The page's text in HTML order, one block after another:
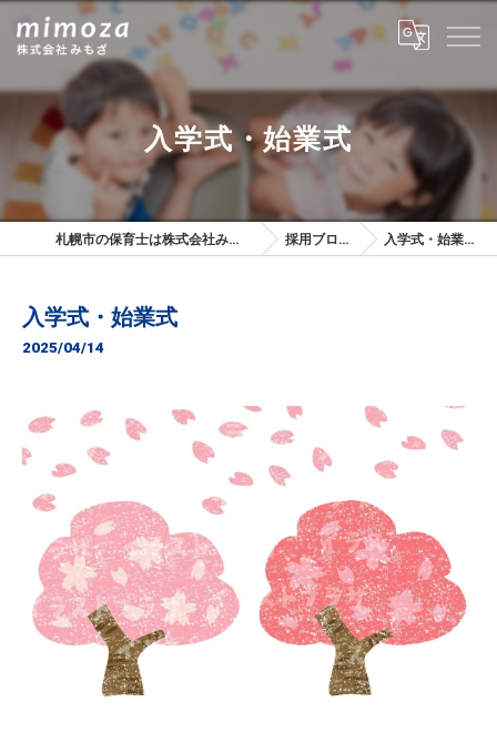
入学式・始業式
札幌市の保育士は株式会社みもざ 採用ブログ 入学式・始業式
入学式・始業式
2025/04/14